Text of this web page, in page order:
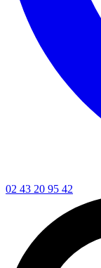
02 43 20 95 42